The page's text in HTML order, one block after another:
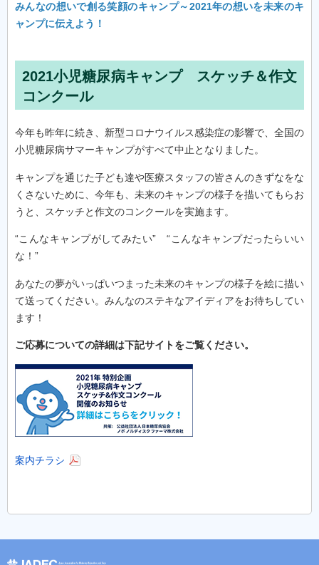
みんなの想いで創る笑顔のキャンプ～2021年の想いを未来のキ
ャンプに伝えよう！
2021小児糖尿病キャンプ スケッチ＆作文
コンクール
今年も昨年に続き、新型コロナウイルス感染症の影響で、全国の
小児糖尿病サマーキャンプがすべて中止となりました。
キャンプを通じた子ども達や医療スタッフの皆さんのきずなをな
くさないために、今年も、未来のキャンプの様子を描いてもらお
うと、スケッチと作文のコンクールを実施ます。
“こんなキャンプがしてみたい” “こんなキャンプだったらいい
な！”
あなたの夢がいっぱいつまった未来のキャンプの様子を絵に描い
て送ってください。みんなのステキなアイディアをお待ちしてい
ます！
ご応募についての詳細は下記サイトをご覧ください。
案内チラシ